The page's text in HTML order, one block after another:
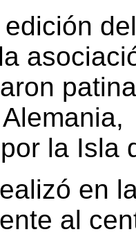
la
en
al